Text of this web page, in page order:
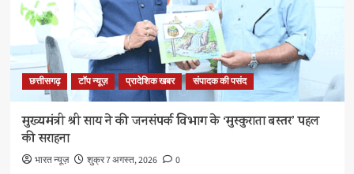
छत्तीसगढ़ टॉप न्यूज़ प्रादेशिक खबर संपादक की पसंद
मुख्यमंत्री श्री साय ने की जनसंपर्क विभाग के ‘मुस्कुराता बस्तर’ पहल
की सराहना
भारत न्यूज़ शुक्र 7 अगस्त, 2026 0